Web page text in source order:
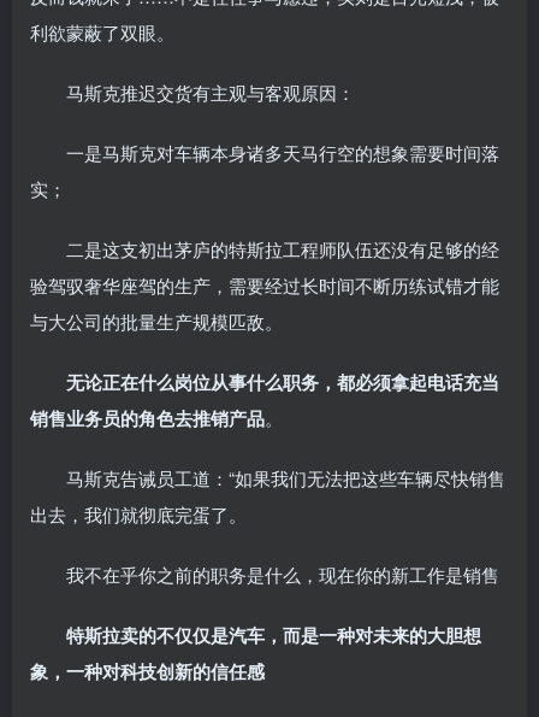
利欲蒙蔽了双眼。
马斯克推迟交货有主观与客观原因：
一是马斯克对车辆本身诸多天马行空的想象需要时间落
实；
二是这支初出茅庐的特斯拉工程师队伍还没有足够的经
验驾驭奢华座驾的生产，需要经过长时间不断历练试错才能
与大公司的批量生产规模匹敌。
无论正在什么岗位从事什么职务，都必须拿起电话充当
销售业务员的角色去推销产品。
马斯克告诫员工道：“如果我们无法把这些车辆尽快销售
出去，我们就彻底完蛋了。
我不在乎你之前的职务是什么，现在你的新工作是销售
特斯拉卖的不仅仅是汽车，而是一种对未来的大胆想
象，一种对科技创新的信任感